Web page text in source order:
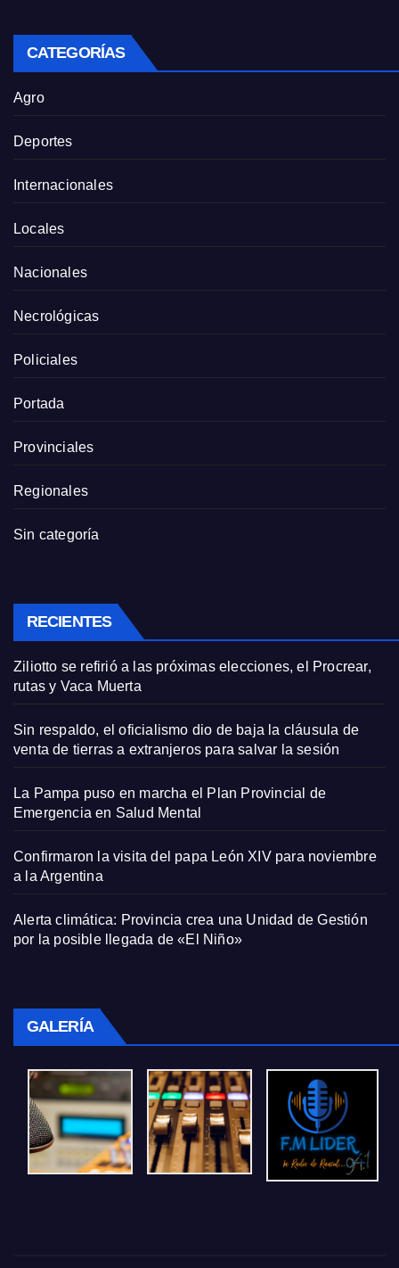
CATEGORÍAS
Agro
Deportes
Internacionales
Locales
Nacionales
Necrológicas
Policiales
Portada
Provinciales
Regionales
Sin categoría
RECIENTES
Ziliotto se refirió a las próximas elecciones, el Procrear,
rutas y Vaca Muerta
Sin respaldo, el oficialismo dio de baja la cláusula de
venta de tierras a extranjeros para salvar la sesión
La Pampa puso en marcha el Plan Provincial de
Emergencia en Salud Mental
Confirmaron la visita del papa León XIV para noviembre
a la Argentina
Alerta climática: Provincia crea una Unidad de Gestión
por la posible llegada de «El Niño»
GALERÍA